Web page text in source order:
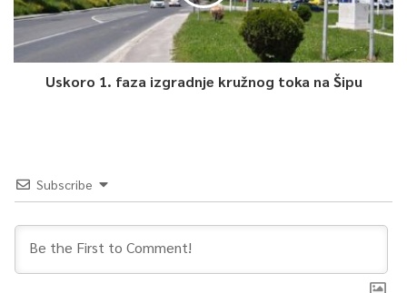
Uskoro 1. faza izgradnje kružnog toka na Šipu
Subscribe